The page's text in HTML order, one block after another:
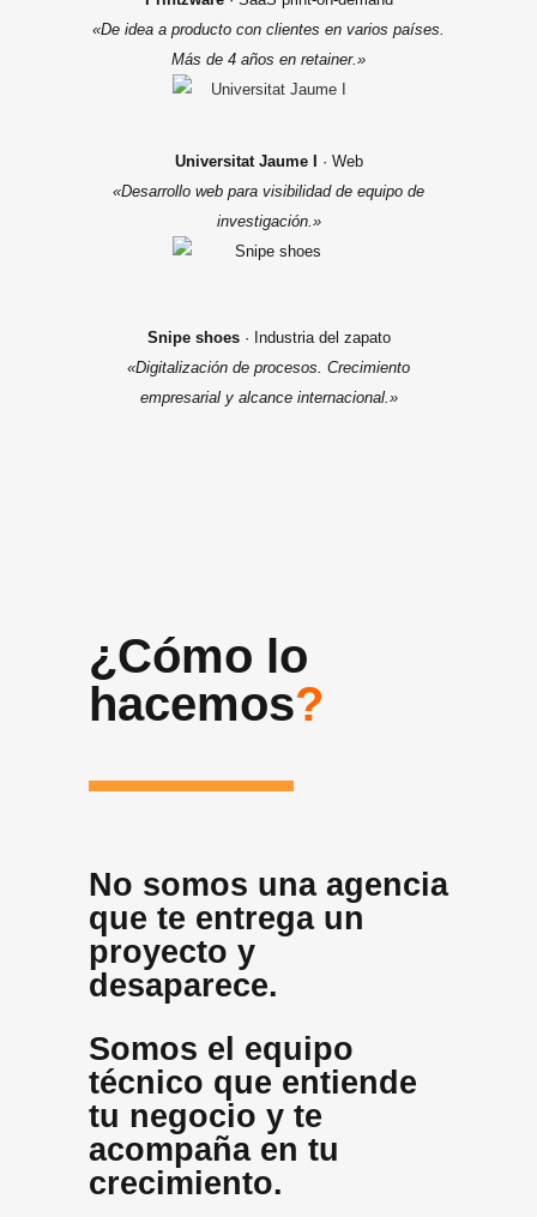
«De idea a producto con clientes en varios países.
Más de 4 años en retainer.»
Universitat Jaume I · Web
«Desarrollo web para visibilidad de equipo de
investigación.»
Snipe shoes· Industria del zapato
«Digitalización de procesos. Crecimiento
empresarial y alcance internacional.»
¿Cómo lo
hacemos?
No somos una agencia
que te entrega un
proyecto y
desaparece.
Somos el equipo
técnico que entiende
tu negocio y te
acompaña en tu
crecimiento.